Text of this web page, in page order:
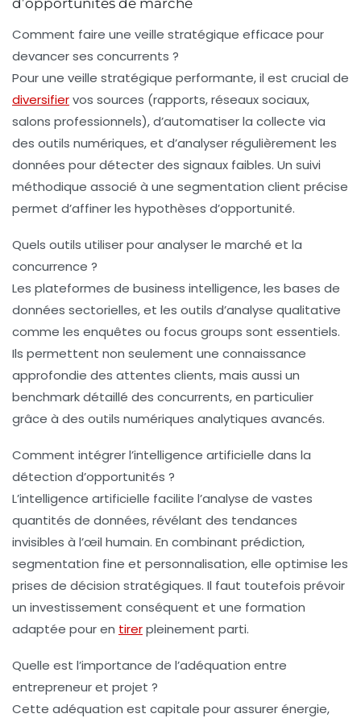
Comment faire une veille stratégique efficace pour
devancer ses concurrents ?
Pour une veille stratégique performante, il est crucial de
diversifiervos sources (rapports, réseaux sociaux,
salons professionnels), d’automatiser la collecte via
des outils numériques, et d’analyser régulièrement les
données pour détecter des signaux faibles. Un suivi
méthodique associé à une segmentation client précise
permet d’affiner les hypothèses d’opportunité.
Quels outils utiliser pour analyser le marché et la
concurrence ?
Les plateformes de business intelligence, les bases de
données sectorielles, et les outils d’analyse qualitative
comme les enquêtes ou focus groups sont essentiels.
Ils permettent non seulement une connaissance
approfondie des attentes clients, mais aussi un
benchmark détaillé des concurrents, en particulier
grâce à des outils numériques analytiques avancés.
Comment intégrer l’intelligence artificielle dans la
détection d’opportunités ?
L’intelligence artificielle facilite l’analyse de vastes
quantités de données, révélant des tendances
invisibles à l’œil humain. En combinant prédiction,
segmentation fine et personnalisation, elle optimise les
prises de décision stratégiques. Il faut toutefois prévoir
un investissement conséquent et une formation
adaptée pour en tirerpleinement parti.
Quelle est l’importance de l’adéquation entre
entrepreneur et projet ?
Cette adéquation est capitale pour assurer énergie,